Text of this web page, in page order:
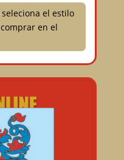
el estilo
en el